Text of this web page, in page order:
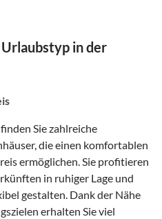
in der
Sie zahlreiche
die einen komfortablen
ermöglichen. Sie profitieren
in ruhiger Lage und
gestalten. Dank der Nähe
erhalten Sie viel